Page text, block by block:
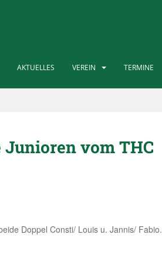
AKTUELLES VEREIN TERMINE
Junioren vom THC
Doppel Consti/ Louis u. Jannis/ Fabio.